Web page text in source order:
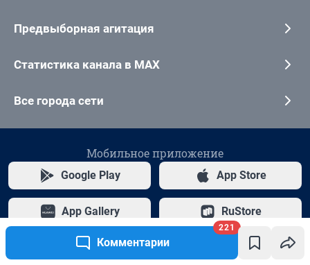
Комментарии
221
Предвыборная агитация
Статистика канала в MAX
Все города сети
Мобильное приложение
Google Play App Store
App Gallery RuStore
Мы в соцсетях